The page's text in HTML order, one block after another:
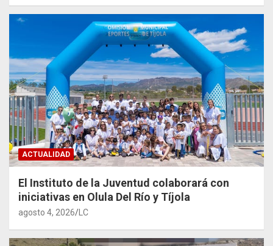
ACTUALIDAD
El Instituto de la Juventud colaborará con
iniciativas en Olula Del Río y Tíjola
agosto 4, 2026 LC